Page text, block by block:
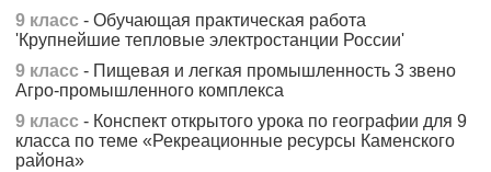
9 класс - Обучающая практическая работа
'Крупнейшие тепловые электростанции России'
9 класс - Пищевая и легкая промышленность 3 звено
Агро-промышленного комплекса
9 класс - Конспект открытого урока по географии для 9
класса по теме «Рекреационные ресурсы Каменского
района»